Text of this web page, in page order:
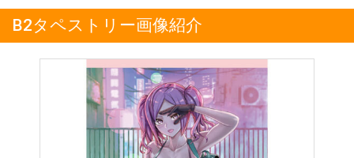
B2タペストリー画像紹介